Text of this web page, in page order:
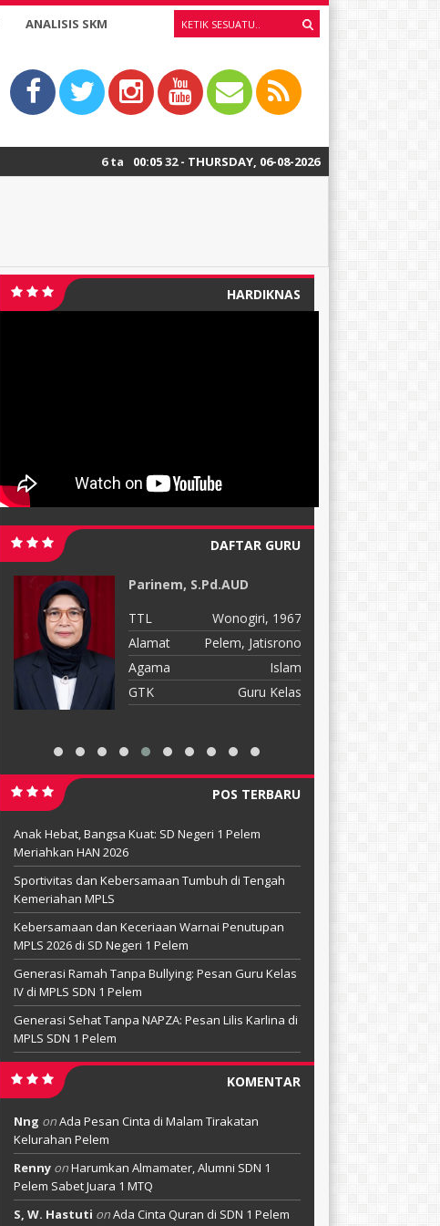
ANALISIS SKM
00:0533- THURSDAY, 06-08-2026
6 tahun yang lalu/ Wilujeng Rawuh wonten Website SD Negeri 1
HARDIKNAS
DAFTAR GURU
Parinem, S.Pd.AUD
TTL
Wonogiri, 1967
Alamat
Pelem, Jatisrono
Agama
Islam
GTK
Guru Kelas
POS TERBARU
Anak Hebat, Bangsa Kuat: SD Negeri 1 Pelem
Meriahkan HAN 2026
Sportivitas dan Kebersamaan Tumbuh di Tengah
Kemeriahan MPLS
Kebersamaan dan Keceriaan Warnai Penutupan
MPLS 2026 di SD Negeri 1 Pelem
Generasi Ramah Tanpa Bullying: Pesan Guru Kelas
IV di MPLS SDN 1 Pelem
Generasi Sehat Tanpa NAPZA: Pesan Lilis Karlina di
MPLS SDN 1 Pelem
KOMENTAR
Nng onAda Pesan Cinta di Malam Tirakatan
Kelurahan Pelem
RennyonHarumkan Almamater, Alumni SDN 1
Pelem Sabet Juara 1 MTQ
S, W. Hastuti onAda Cinta Quran di SDN 1 Pelem